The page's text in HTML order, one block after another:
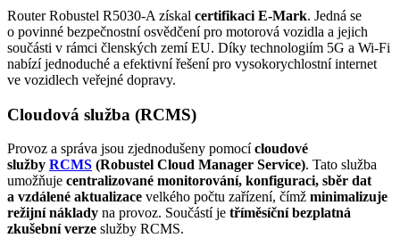
RouterRobustel R5030-A získal certifikaci E-Mark. Jedná se
o povinné bezpečnostní osvědčení pro motorová vozidla a jejich
součásti v rámci členských zemí EU. Díky technologiím 5G a Wi-Fi
nabízí jednoduché a efektivní řešení pro vysokorychlostní internet
ve vozidlech veřejné dopravy.
Cloudová služba (RCMS)
Provoz a správa jsou zjednodušeny pomocícloudové
služby RCMS (Robustel Cloud Manager Service). Tato služba
umožňuje centralizované monitorování, konfiguraci, sběr dat
a vzdálené aktualizace velkého počtu zařízení, čímž minimalizuje
režijní náklady na provoz. Součástí je tříměsíční bezplatná
zkušební verze služby RCMS.